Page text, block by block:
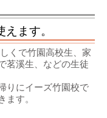
ます。
くで竹園高校生、家
茗溪生、などの生徒
りにイーズ竹園校で
ます。